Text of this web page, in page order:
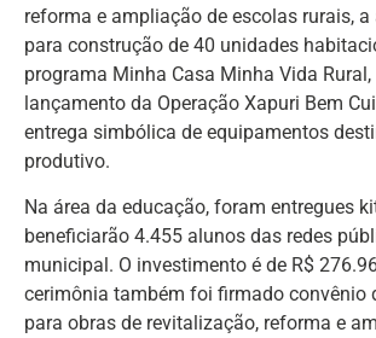
reforma e ampliação de escolas rurais,
para construção de 40 unidades
programa Minha Casa Minha Vida
lançamento da Operação Xapuri Bem
entrega simbólica de equipamentos
produtivo.
Na área da educação, foram entregues
beneficiarão 4.455 alunos das redes
municipal. O investimento é de R$
cerimônia também foi firmado convênio
para obras de revitalização, reforma e